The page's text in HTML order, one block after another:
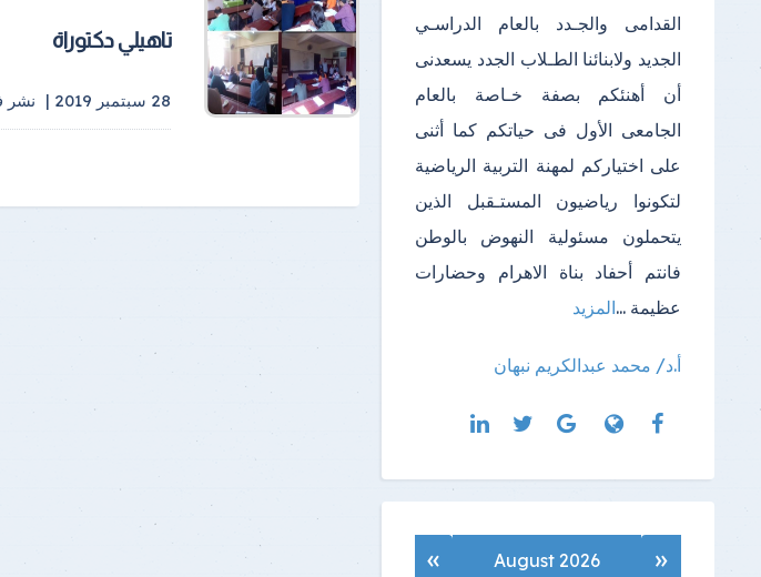
تاهيلي دكتوراة
28 سبتمبر 2019 | نشر
القدامى والجـدد بالعام الدراسـي
الجديد ولابنائنا الطـلاب الجدد يسعدنى
أن أهنئكم بصفة خـاصة بالعام
الجامعى الأول فى حياتكم كما أثنى
على اختياركم لمهنة التربية الرياضية
لتكونوا رياضيون المستـقبل الذين
يتحملون مسئولية النهوض بالوطن
فانتم أحفاد بناة الاهرام وحضارات
عظيمة ...المزيد
أ.د/ محمد عبدالكريم نبهان
«
August 2026
»